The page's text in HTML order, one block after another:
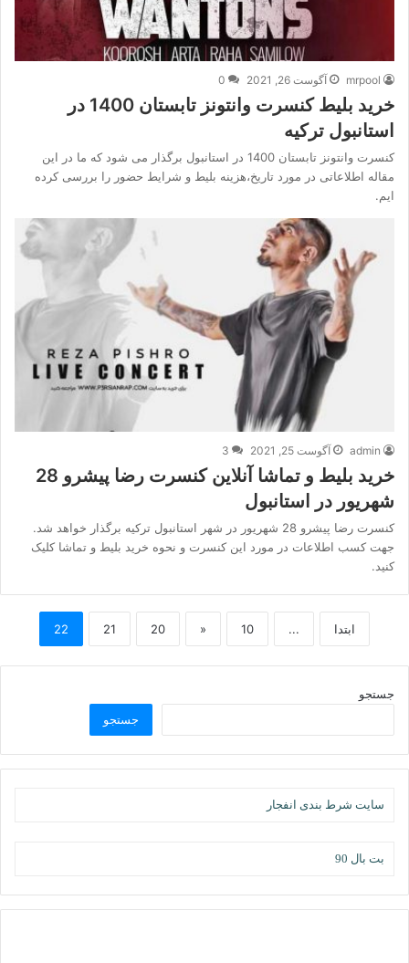
mrpool آگوست 26, 2021 0
خرید بلیط کنسرت وانتونز تابستان 1400 در
استانبول ترکیه
کنسرت وانتونز تابستان 1400 در استانبول برگذار می شود که ما در این
مقاله اطلاعاتی در مورد تاریخ،هزینه بلیط و شرایط حضور را بررسی کرده
ایم.
admin آگوست 25, 2021 3
خرید بلیط و تماشا آنلاین کنسرت رضا پیشرو 28
شهریور در استانبول
کنسرت رضا پیشرو 28 شهریور در شهر استانبول ترکیه برگذار خواهد شد.
جهت کسب اطلاعات در مورد این کنسرت و نحوه خرید بلیط و تماشا کلیک
کنید.
ابتدا ...
10
«
20
21
22
جستجو
جستجو
سایت شرط بندی انفجار
بت بال 90